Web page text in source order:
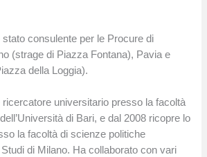
stato consulente per le Procure di
(strage di Piazza Fontana), Pavia e
della Loggia).
ricercatore universitario presso la facoltà
di Bari, e dal 2008 ricopre lo
la facoltà di scienze politiche
Studi di Milano. Ha collaborato con vari